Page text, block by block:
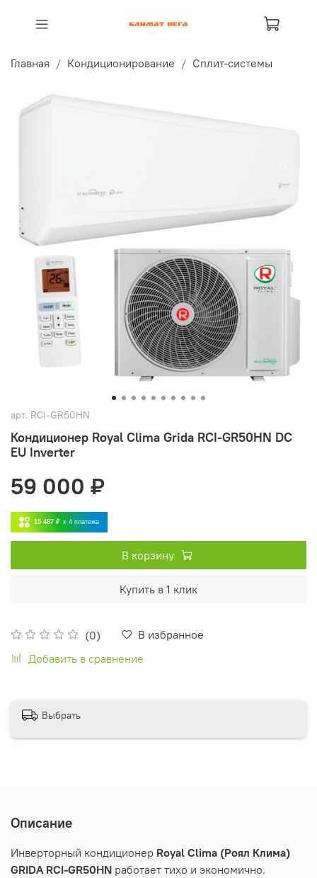
Главная Кондиционирование Сплит-системы
арт. RCI-GR50HN
Кондиционер Royal Clima Grida RCI-GR50HN DC
EU Inverter
(0)
В избранное
Добавить в сравнение
59 000 ₽
15 487 ₽ x 4 платежа
В корзину
Купить в 1 клик
Выбрать
Описание
Инверторный кондиционер Royal Clima (Роял Клима)
GRIDA RCI-GR50HN работает тихо и экономично.